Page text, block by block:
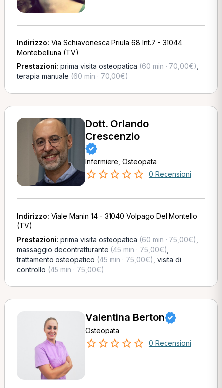
Indirizzo: Via Schiavonesca Priula 68 Int.7 - 31044
Montebelluna (TV)
Prestazioni: prima visita osteopatica (60 min · 70,00€)
terapia manuale (60 min · 70,00€)
Dott. Orlando
Crescenzio
Infermiere, Osteopata
0 Recensioni
Indirizzo: Viale Manin 14 - 31040 Volpago Del Montello
(TV)
Prestazioni: prima visita osteopatica (60 min · 75,00€)
massaggio decontratturante (45 min · 75,00€)
trattamento osteopatico (45 min · 75,00€) visita di
controllo (45 min · 75,00€)
Valentina Berton
Osteopata
0 Recensioni